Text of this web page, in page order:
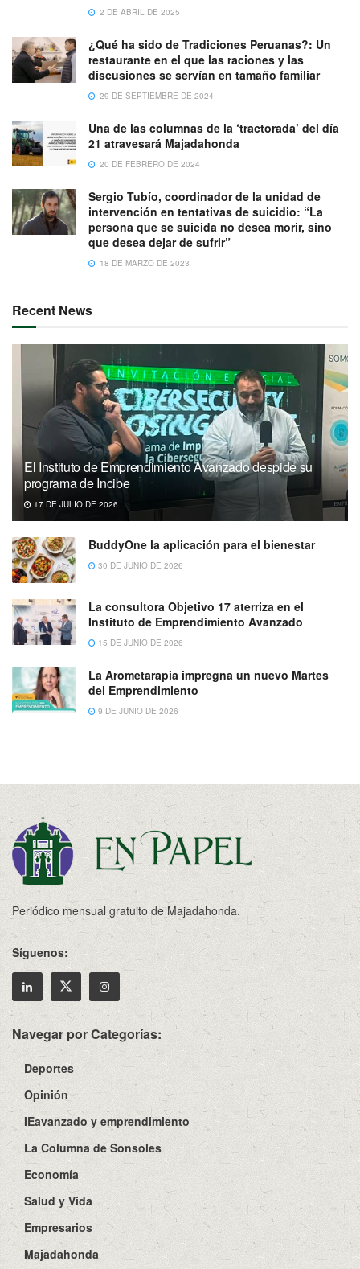
2 DE ABRIL DE 2025
¿Qué ha sido de Tradiciones Peruanas?: Un
restaurante en el que las raciones y las
discusiones se servían en tamaño familiar
29 DE SEPTIEMBRE DE 2024
Una de las columnas de la ‘tractorada’ del día
21 atravesará Majadahonda
20 DE FEBRERO DE 2024
Sergio Tubío, coordinador de la unidad de
intervención en tentativas de suicidio: “La
persona que se suicida no desea morir, sino
que desea dejar de sufrir”
18 DE MARZO DE 2023
Recent News
El Instituto de Emprendimiento Avanzado despide su
programa de Incibe
17 DE JULIO DE 2026
BuddyOne la aplicación para el bienestar
30 DE JUNIO DE 2026
La consultora Objetivo 17 aterriza en el
Instituto de Emprendimiento Avanzado
15 DE JUNIO DE 2026
La Arometarapia impregna un nuevo Martes
del Emprendimiento
9 DE JUNIO DE 2026
Periódico mensual gratuito de Majadahonda.
Síguenos:
Navegar por Categorías:
Deportes
Opinión
IEavanzado y emprendimiento
La Columna de Sonsoles
Economía
Salud y Vida
Empresarios
Majadahonda